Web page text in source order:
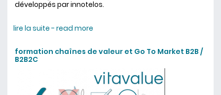
développés par innotelos.
lire la suite - read more
formation chaînes de valeur et Go To Market B2B /
B2B2C